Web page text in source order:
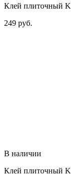
Клей плиточный
249 руб.
В наличии
Клей плиточный